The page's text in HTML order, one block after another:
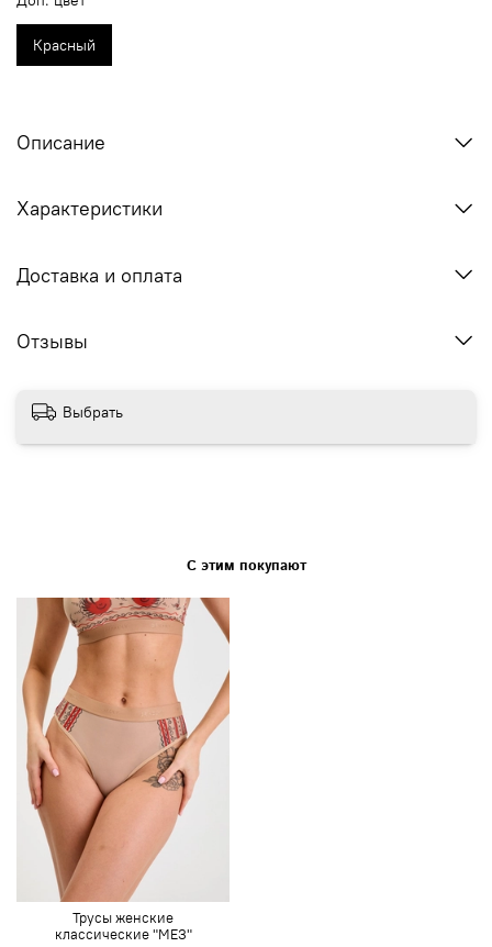
Красный
Описание
Характеристики
Доставка и оплата
Отзывы
Выбрать
С этим покупают
Трусы женские
классические "МЕЗ"